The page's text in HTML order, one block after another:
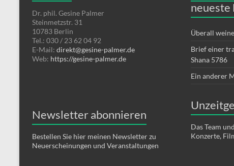
Dr. phil. Gesine Palmer
Steinmetzstr. 31
10783 Berlin
Tel.: 030 / 23 62 04 92
E-Mail: direkt@gesine-palmer.de
Web: https://gesine-palmer.de
Newsletter abonnieren
Bestellen Sie hier meinen Newsletter zu
Neuerscheinungen und Veranstaltungen
neueste
Überall
Brief einer
Shana 5786
Ein anderer
Das Team
Konzerte,